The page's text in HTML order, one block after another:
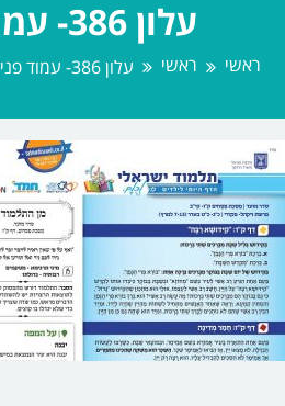
עלון 386- עמוד פנימי
ראשי ראשי עלון 386- עמוד פנימי